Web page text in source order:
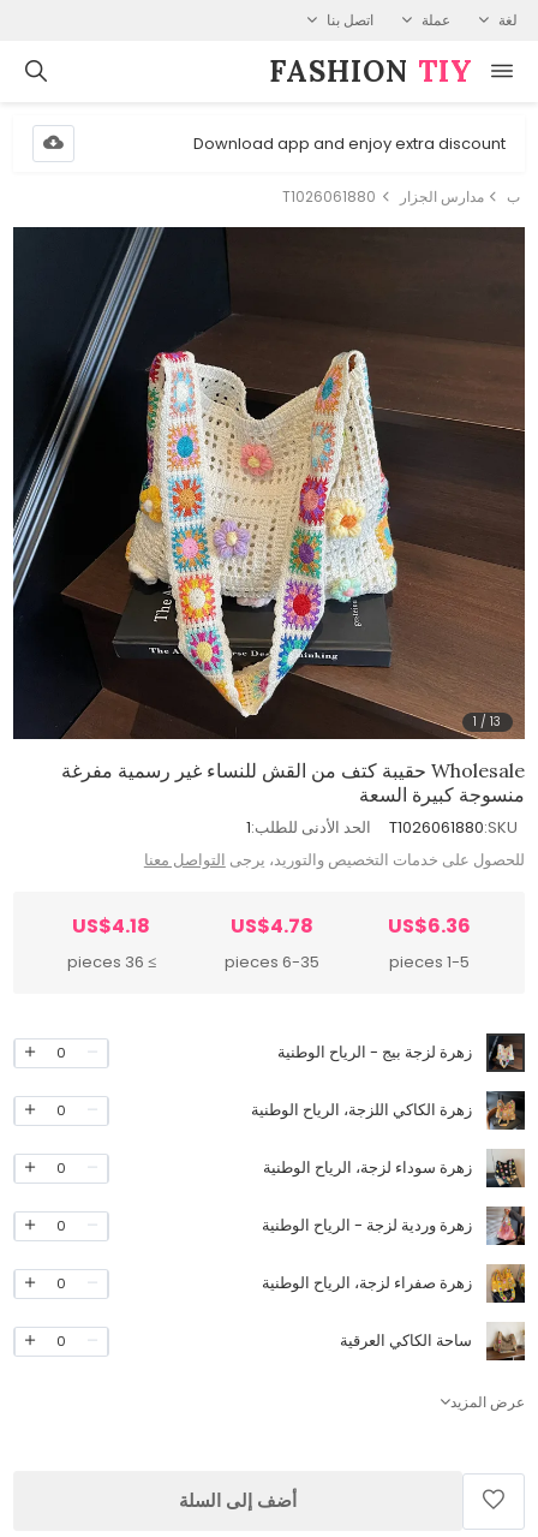
لغة عملة اتصل بنا
FASHION⁠ TIY
Download app and enjoy extra discount
ب مدارس الجزار T1026061880
1 /13
Wholesale حقيبة كتف من القش للنساء غير رسمية مفرغة
منسوجة كبيرة السعة
SKU:
T1026061880 الحد الأدنى للطلب:1
للحصول على خدمات التخصيص والتوريد، يرجى التواصل معنا
US$6.36
1-5 pieces
US$4.78
6-35 pieces
US$4.18
≥ 36 pieces
زهرة لزجة بيج - الرياح الوطنية 0
زهرة الكاكي اللزجة، الرياح الوطنية 0
زهرة سوداء لزجة، الرياح الوطنية 0
زهرة وردية لزجة - الرياح الوطنية 0
زهرة صفراء لزجة، الرياح الوطنية 0
ساحة الكاكي العرقية 0
عرض المزيد
أضف إلى السلة